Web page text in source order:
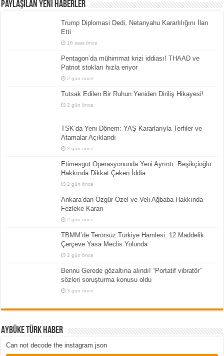
Paylaşılan Yeni Haberler
Trump Diplomasi Dedi, Netanyahu Kararlılığını İlan
Etti
16 saat önce
Pentagon’da mühimmat krizi iddiası! THAAD ve
Patriot stokları hızla eriyor
2 gün önce
Tutsak Edilen Bir Ruhun Yeniden Diriliş Hikayesi!
2 gün önce
TSK’da Yeni Dönem: YAŞ Kararlarıyla Terfiler ve
Atamalar Açıklandı
2 gün önce
Etimesgut Operasyonunda Yeni Ayrıntı: Beşikçioğlu
Hakkında Dikkat Çeken İddia
2 gün önce
Ankara’dan Özgür Özel ve Veli Ağbaba Hakkında
Fezleke Kararı
2 gün önce
TBMM’de Terörsüz Türkiye Hamlesi: 12 Maddelik
Çerçeve Yasa Meclis Yolunda
2 gün önce
Bennu Gerede gözaltına alındı! “Portatif vibratör”
sözleri soruşturma konusu oldu
3 gün önce
Aybüke Türk Haber
Can not decode the instagram json